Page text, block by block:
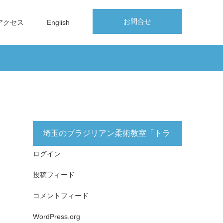
お問合せ
クセス English
埼玉のブラジリアン柔術教室「トラ
イフォース志木」無料体験実施中！
ログイン
投稿フィード
コメントフィード
WordPress.org